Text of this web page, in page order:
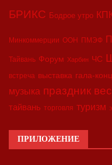
БРИКС Бодрое утро
Минкоммерции ООН ПМЭФ
Тайвань Форум Харбин ЧС
встреча выставка гала-
музыка праздник
тайвань торговля туризм
ПРИЛОЖЕНИЕ